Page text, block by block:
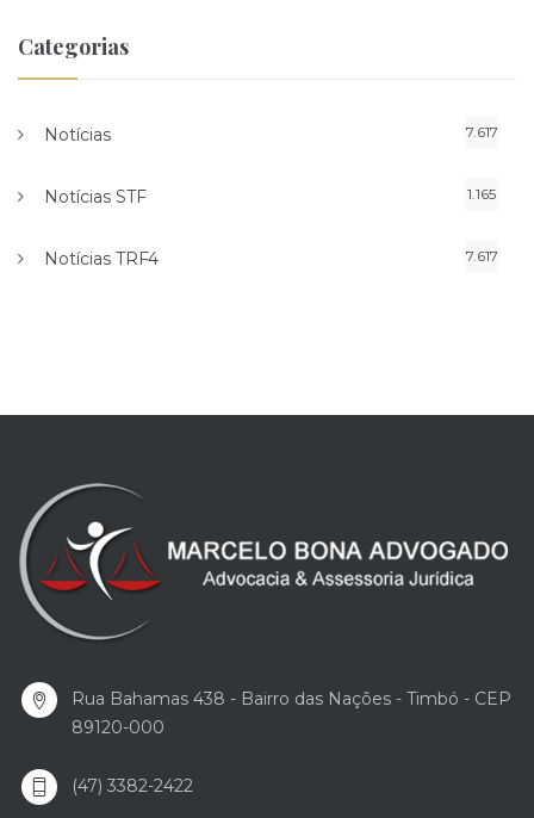
Categorias
Notícias 7.617
Notícias STF 1.165
Notícias TRF4 7.617
Rua Bahamas 438 - Bairro das Nações - Timbó - CEP
89120-000
(47) 3382-2422